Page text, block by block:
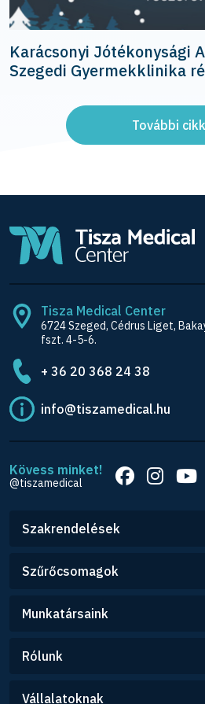
Karácsonyi Jótékonysági
Szegedi Gyermekklinika
További
Tisza Medical Center
6724 Szeged, Cédrus Liget,
fszt. 4-5-6.
+ 36 20 368 24 38
info@tiszamedical.hu
Kövess minket!
@tiszamedical
Szakrendelések
Szűrőcsomagok
Munkatársaink
Rólunk
Vállalatoknak